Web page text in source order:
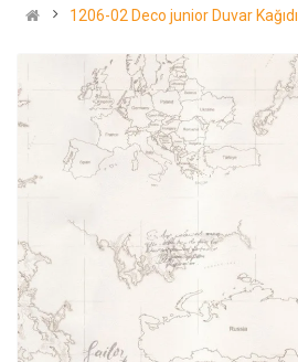
1206-02 Deco junior Duvar Kağıdı